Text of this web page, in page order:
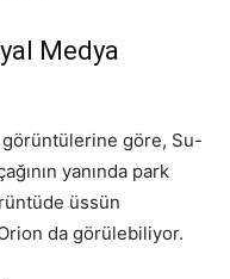
Medya
görüntülerine göre, Su-
yanında park
üssün
da görülebiliyor.